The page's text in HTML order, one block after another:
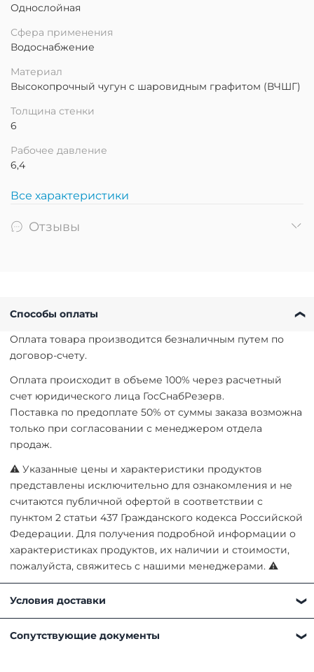
Однослойная
Сфера применения
Водоснабжение
Материал
Высокопрочный чугун с шаровидным графитом (ВЧШГ)
Толщина стенки
6
Рабочее давление
6,4
Все характеристики
Отзывы
Способы оплаты
Оплата товара производится безналичным путем по
договор-счету.
Оплата происходит в объеме 100% через расчетный
счет юридического лица ГосСнабРезерв.
Поставка по предоплате 50% от суммы заказа возможна
только при согласовании с менеджером отдела
продаж.
⚠ Указанные цены и характеристики продуктов
представлены исключительно для ознакомления и не
считаются публичной офертой в соответствии с
пунктом 2 статьи 437 Гражданского кодекса Российской
Федерации. Для получения подробной информации о
характеристиках продуктов, их наличии и стоимости,
пожалуйста, свяжитесь с нашими менеджерами. ⚠
Условия доставки
способом:
Сопутствующие документы